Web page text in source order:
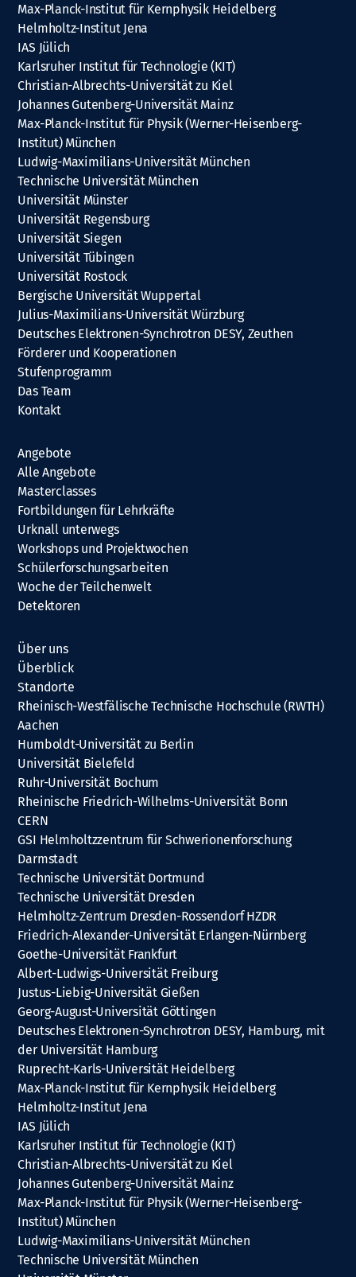
Max-Planck-Institut für Kernphysik Heidelberg
Helmholtz-Institut Jena
IAS Jülich
Karlsruher Institut für Technologie (KIT)
Christian-Albrechts-Universität zu Kiel
Johannes Gutenberg-Universität Mainz
Max-Planck-Institut für Physik (Werner-Heisenberg-
Institut) München
Ludwig-Maximilians-Universität München
Technische Universität München
Universität Münster
Universität Regensburg
Universität Siegen
Universität Tübingen
Universität Rostock
Bergische Universität Wuppertal
Julius-Maximilians-Universität Würzburg
Deutsches Elektronen-Synchrotron DESY, Zeuthen
Förderer und Kooperationen
Stufenprogramm
Das Team
Kontakt
Angebote
Alle Angebote
Masterclasses
Fortbildungen für Lehrkräfte
Urknall unterwegs
Workshops und Projektwochen
Schülerforschungsarbeiten
Woche der Teilchenwelt
Detektoren
Über uns
Überblick
Standorte
Rheinisch-Westfälische Technische Hochschule (RWTH)
Aachen
Humboldt-Universität zu Berlin
Universität Bielefeld
Ruhr-Universität Bochum
Rheinische Friedrich-Wilhelms-Universität Bonn
CERN
GSI Helmholtzzentrum für Schwerionenforschung
Darmstadt
Technische Universität Dortmund
Technische Universität Dresden
Helmholtz-Zentrum Dresden-Rossendorf HZDR
Friedrich-Alexander-Universität Erlangen-Nürnberg
Goethe-Universität Frankfurt
Albert-Ludwigs-Universität Freiburg
Justus-Liebig-Universität Gießen
Georg-August-Universität Göttingen
Deutsches Elektronen-Synchrotron DESY, Hamburg, mit
der Universität Hamburg
Ruprecht-Karls-Universität Heidelberg
Max-Planck-Institut für Kernphysik Heidelberg
Helmholtz-Institut Jena
IAS Jülich
Karlsruher Institut für Technologie (KIT)
Christian-Albrechts-Universität zu Kiel
Johannes Gutenberg-Universität Mainz
Max-Planck-Institut für Physik (Werner-Heisenberg-
Institut) München
Ludwig-Maximilians-Universität München
Technische Universität München